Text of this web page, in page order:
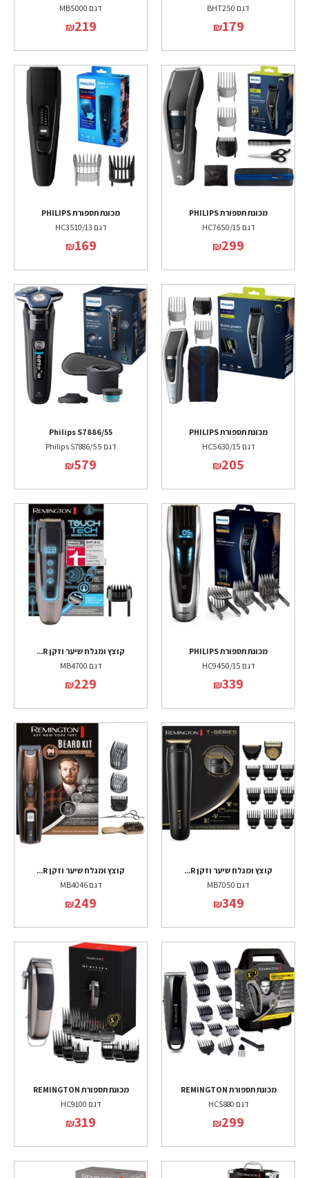
דגם BHT250
₪179
דגם MB5000
₪219
מכונת תספורת PHILIPS
דגם HC7650/15
₪299
מכונת תספורת PHILIPS
דגם HC3510/13
₪169
מכונת תספורת PHILIPS
דגם HC5630/15
₪205
Philips S7886/55
דגם Philips S7886/55
₪579
מכונת תספורת PHILIPS
דגם HC9450/15
₪339
קוצץ ומגלח שיער וזקן R...
דגם MB4700
₪229
קוצץ ומגלח שיער וזקן R...
דגם MB7050
₪349
קוצץ ומגלח שיער וזקן R...
דגם MB4046
₪249
מכונת תספורת REMINGTON
דגם HC5880
₪299
מכונת תספורת REMINGTON
דגם HC9100
₪319